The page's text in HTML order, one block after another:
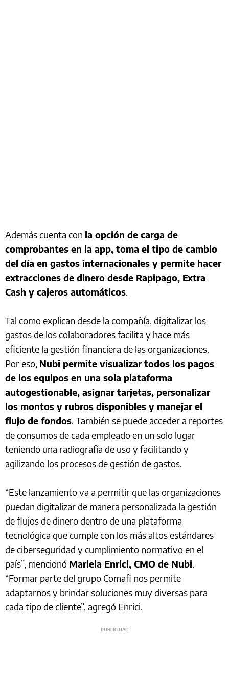
Además cuenta con la opción de carga de
comprobantes en la app, toma el tipo de cambio
del día en gastos internacionales y permite hacer
extracciones de dinero desde Rapipago, Extra
Cash y cajeros automáticos.
Tal como explican desde la compañía, digitalizar los
gastos de los colaboradores facilita y hace más
eficiente la gestión financiera de las organizaciones.
Por eso, Nubi permite visualizar todos los pagos
de los equipos en una sola plataforma
autogestionable, asignar tarjetas, personalizar
los montos y rubros disponibles y manejar el
flujo de fondos. También se puede acceder a reportes
de consumos de cada empleado en un solo lugar
teniendo una radiografía de uso y facilitando y
agilizando los procesos de gestión de gastos.
“Este lanzamiento va a permitir que las organizaciones
puedan digitalizar de manera personalizada la gestión
de flujos de dinero dentro de una plataforma
tecnológica que cumple con los más altos estándares
de ciberseguridad y cumplimiento normativo en el
país”, mencionó Mariela Enrici, CMO de Nubi.
“Formar parte del grupo Comafi nos permite
adaptarnos y brindar soluciones muy diversas para
cada tipo de cliente”, agregó Enrici.